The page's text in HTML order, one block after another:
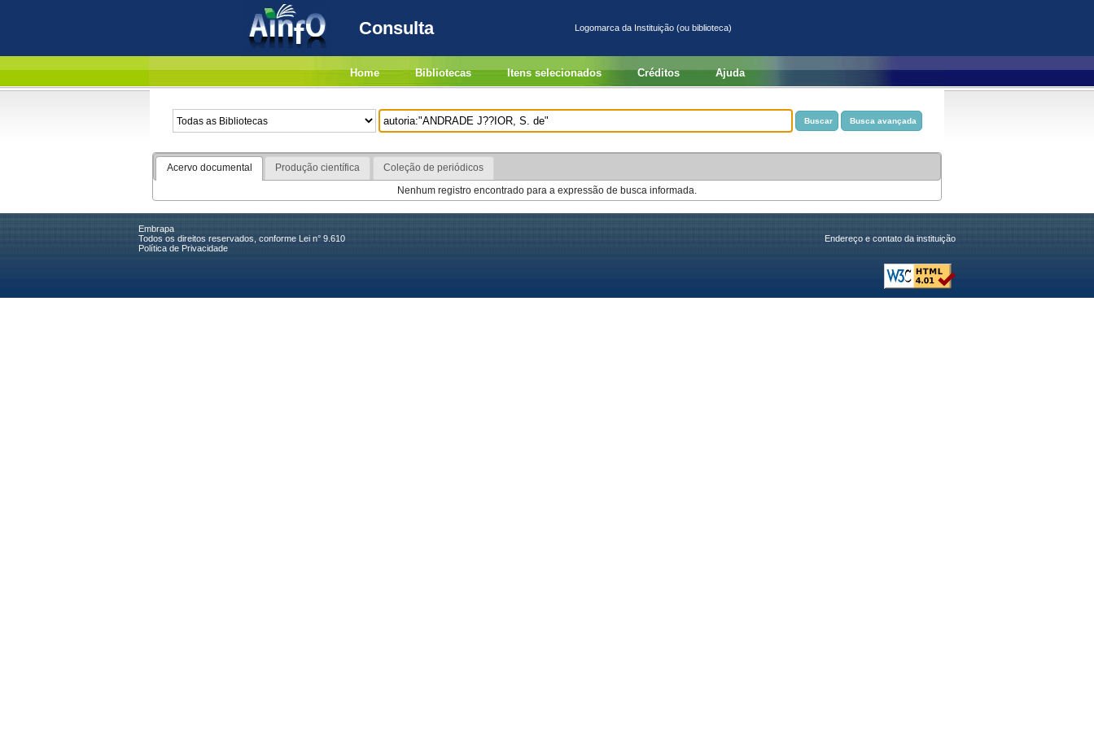
Consulta Logomarca da Instituição (ou biblioteca)
Home Bibliotecas Itens selecionados Créditos Ajuda
Acervo documental Produção científica
Coleção de periódicos
Nenhum registro encontrado para a expressão de busca informada.
Embrapa
Todos os direitos reservados, conforme Lei n° 9.610
Política de Privacidade
Endereço e contato da instituição